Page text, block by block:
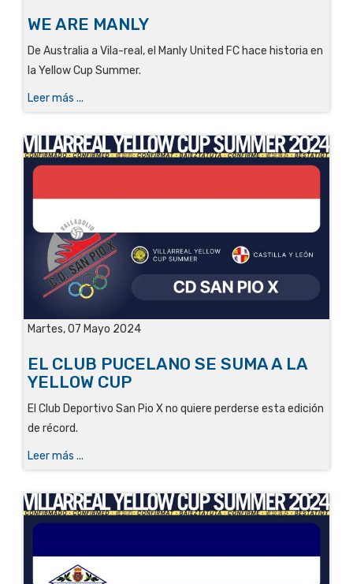
WE ARE MANLY
De Australia a Vila-real,el Manly United FC hace historia en
la Yellow Cup Summer.
Leer más ...
Martes, 07 Mayo 2024
EL CLUB PUCELANO SE SUMA A LA
YELLOW CUP
El Club Deportivo San Pio X no quiere perderse esta edición
de récord.
Leer más ...